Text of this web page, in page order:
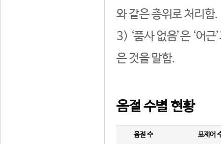
와 같은 층위로 처리함.
3) ‘품사 없음’은 ‘어
은 것을 말함.
음절 수별 현황
음절 수 표제어